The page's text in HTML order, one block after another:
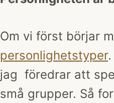
Om vi först börjar
personlighetstyper
jag föredrar att
små grupper. Så